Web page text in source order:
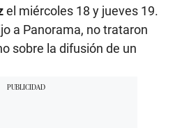
el miércoles 18 y jueves 19.
a Panorama, no trataron
sobre la difusión de un